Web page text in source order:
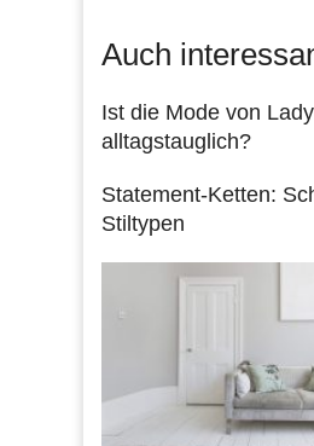
Auch
Ist die Mode von
alltagstauglich?
Statement-Ketten:
Stiltypen